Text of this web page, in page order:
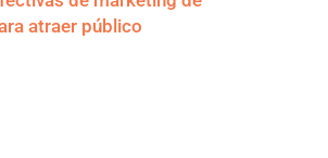
atraer público